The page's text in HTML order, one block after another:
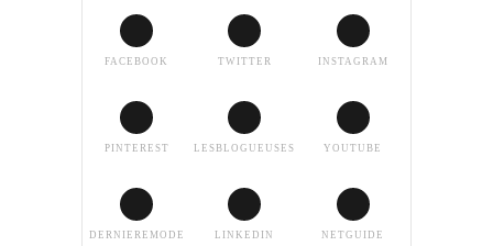
FACEBOOK TWITTER INSTAGRAM
PINTEREST LESBLOGUEUSES YOUTUBE
DERNIEREMODE LINKEDIN NETGUIDE